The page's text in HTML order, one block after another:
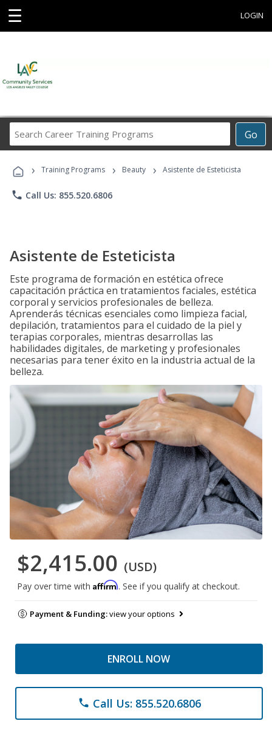
☰ LOGIN
Go
Career
Programs
› Training Programs › Beauty › Asistente de Esteticista
phone Call Us: 855.520.6806
Asistente de Esteticista
Este programa de formación en estética ofrece
capacitación práctica en tratamientos faciales, estética
corporal y servicios profesionales de belleza.
Aprenderás técnicas esenciales como limpieza facial,
depilación, tratamientos para el cuidado de la piel y
terapias corporales, mientras desarrollas las
habilidades digitales, de marketing y profesionales
necesarias para tener éxito en la industria actual de la
belleza.
$2,415.00 (USD)
Pay over time with Affirm. See if you qualify at checkout.
Payment & Funding:view your options
ENROLL NOW
phone Call Us: 855.520.6806